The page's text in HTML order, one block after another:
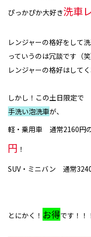
ぴっかぴか大好き洗車
レンジャーの格好をして
っていうのは冗談です（笑
レンジャーの格好はしてく
しかし！この土日限定で
手洗い泡洗車が、
軽・乗用車 通常2160円
円 ！
SUV・ミニバン 通常
とにかく！ お得です！！